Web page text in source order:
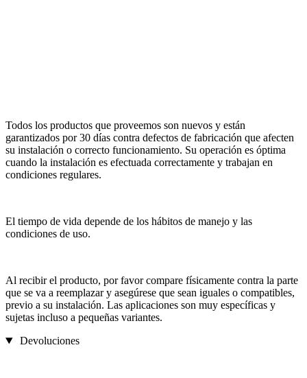
Todos los productos que proveemos son nuevos y están
garantizados por 30 días contra defectos de fabricación que afecten
su instalación o correcto funcionamiento. Su operación es óptima
cuando la instalación es efectuada correctamente y trabajan en
condiciones regulares.
El tiempo de vida depende de los hábitos de manejo y las
condiciones de uso.
Al recibir el producto, por favor compare físicamente contra la parte
que se va a reemplazar y asegúrese que sean iguales o compatibles,
previo a su instalación. Las aplicaciones son muy específicas y
sujetas incluso a pequeñas variantes.
Devoluciones